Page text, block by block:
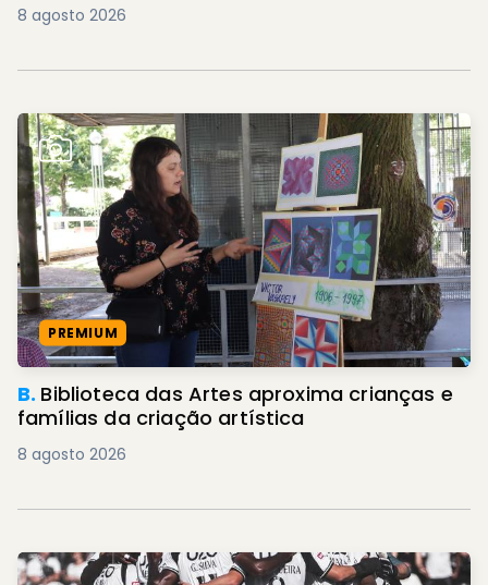
8 agosto 2026
PREMIUM
B. Biblioteca das Artes aproxima crianças e
famílias da criação artística
8 agosto 2026